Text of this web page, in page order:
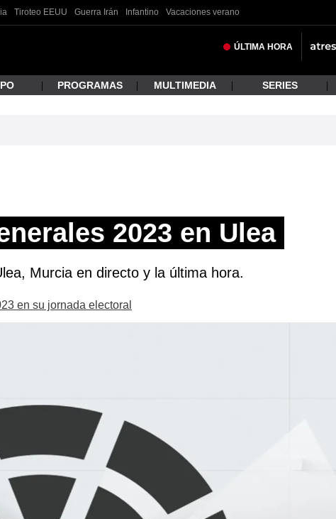
Tiroteo EEUU Guerra Irán Infantino Vacaciones verano
ÚLTIMA HORA
PROGRAMAS MULTIMEDIA SERIES
2023 en Ulea
Murcia en directo y la última hora.
en su jornada electoral